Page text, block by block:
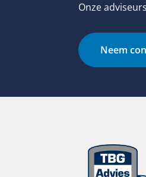
Onze
Neem